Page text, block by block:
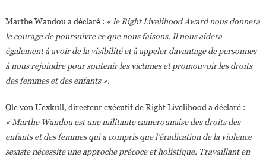
Marthe Wandou a déclaré : « le Right Livelihood Award nous donnera
le courage de poursuivre ce que nous faisons. Il nous aidera
également à avoir de la visibilité et à appeler davantage de personnes
à nous rejoindre pour soutenir les victimes et promouvoir les droits
des femmes et des enfants ».
Ole von Uexkull, directeur exécutif de Right Livelihood a déclaré :
« Marthe Wandou est une militante camerounaise des droits des
enfants et des femmes qui a compris que l’éradication de la violence
sexiste nécessite une approche précoce et holistique. Travaillant en